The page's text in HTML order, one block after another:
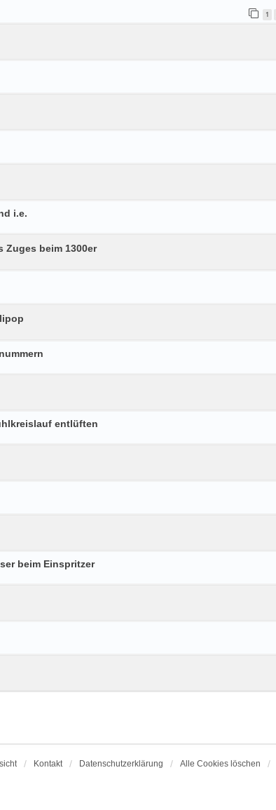
1
i.e.
Zuges beim 1300er
entlüften
beim Einspritzer
Kontakt Datenschutzerklärung Alle Cookies löschen